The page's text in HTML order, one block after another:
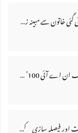
شادی کا جھانسہ دیکر بنکاک سے بلائی گئی خاتون سے مبینہ زیادتی، ملزم گرفتار
نگہت داد سال 2026 کی عالمی ‘چیف ان اے آئی 100’ فہرست میں شامل